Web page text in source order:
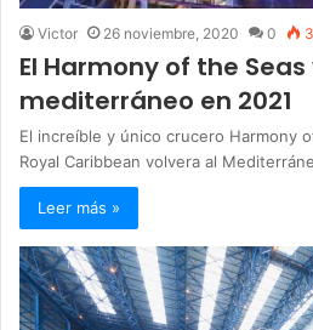
Victor 26 noviembre, 2020 0
El Harmony of the
mediterráneo en 2021
El increíble y único crucero Harmony
Royal Caribbean volvera al
Leer más »